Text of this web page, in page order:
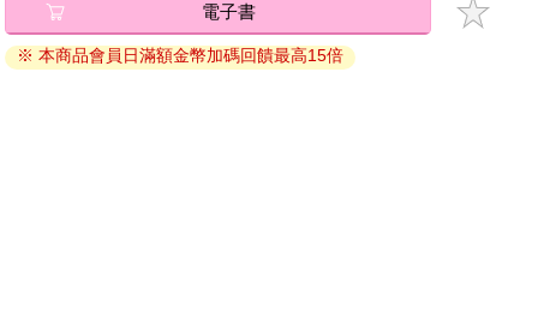
退換貨須知：
因版權保護，您在金石堂所購買的電子書僅能以金石堂專屬
電子書
※ 本商品會員日滿額金幣加碼回饋最高15倍